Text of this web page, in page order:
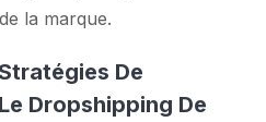
la marque.
De
Dropshipping De